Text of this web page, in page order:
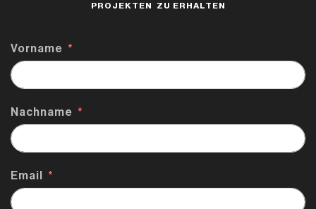
PROJEKTEN ZU ERHALTEN
Vorname
Nachname
Email